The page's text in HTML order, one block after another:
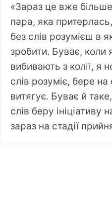
«Зараз це вже
пара, яка
без слів розумієш в
зробити. Буває, коли
вибивають з колії, я
слів розуміє, бере
витягує. Буває й
слів беру
зараз на стадії